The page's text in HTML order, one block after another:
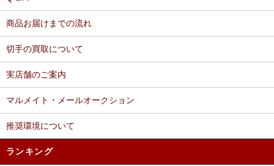
商品お届けまでの流れ
切手の買取について
実店舗のご案内
マルメイト・メールオークション
推奨環境について
ランキング